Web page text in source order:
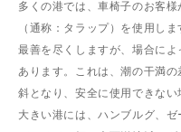
多くの港では、車椅子のお客
（通称：タラップ）を使用し
最善を尽くしますが、場合に
あります。これは、潮の干満
斜となり、安全に使用できな
大きい港には、ハンブルグ、